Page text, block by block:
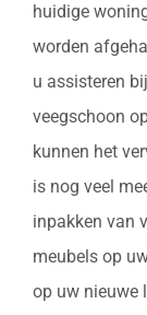
huidige
worden
u assisteren
veegschoon
kunnen het
is nog veel
inpakken van
meubels op
op uw nieuwe